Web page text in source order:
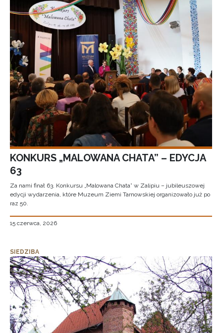
KONKURS „MALOWANA CHATA” – EDYCJA
63
Za nami finał 63. Konkursu „Malowana Chata” w Zalipiu – jubileuszowej
edycji wydarzenia, które Muzeum Ziemi Tarnowskiej organizowało już po
raz 50.
15 czerwca, 2026
SIEDZIBA